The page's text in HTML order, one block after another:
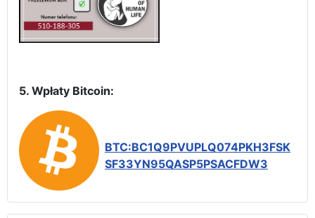
5. Wpłaty Bitcoin:
BTC:BC1Q9PVUPLQ074PKH3FSK
SF33YN95QASP5PSACFDW3